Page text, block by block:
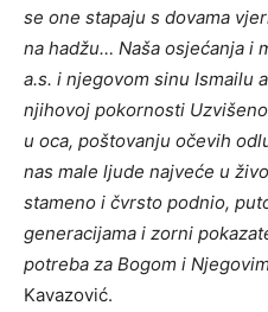
se one stapaju s dovama
na hadžu… Naša osjećanja i
a.s. i njegovom sinu Ismailu
njihovoj pokornosti
u oca, poštovanju očevih
nas male ljude najveće u
stameno i čvrsto podnio,
generacijama i zorni
potreba za Bogom i
Kavazović.